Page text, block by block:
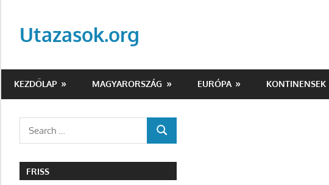
contentUtazasok.org
KEZDŐLAP MAGYARORSZÁG EURÓPA KONTINENSEK
SEARCH
FRISS